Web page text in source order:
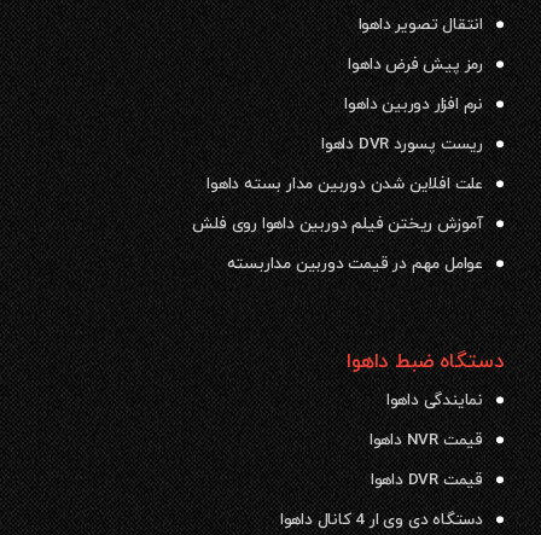
انتقال تصویر داهوا
رمز پیش فرض داهوا
نرم افزار دوربین داهوا
ریست پسورد DVR داهوا
علت افلاین شدن دوربین مدار بسته داهوا
آموزش ریختن فیلم دوربین داهوا روی فلش
عوامل مهم در قیمت دوربین مداربسته
دستگاه ضبط داهوا
نمایندگی داهوا
قیمت NVR داهوا
قیمت DVR داهوا
دستگاه دی وی ار 4 کانال داهوا